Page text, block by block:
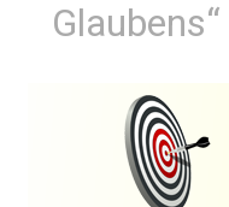
Glaubens“